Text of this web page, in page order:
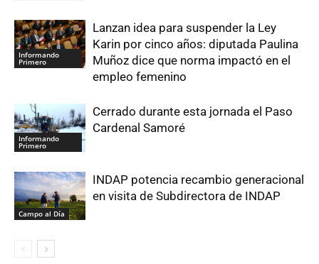
Informando
Primero
Lanzan idea para suspender la Ley
Karin por cinco años: diputada Paulina
Muñoz dice que norma impactó en el
empleo femenino
Informando
Primero
Cerrado durante esta jornada el Paso
Cardenal Samoré
Campo al Día
INDAP potencia recambio generacional
en visita de Subdirectora de INDAP